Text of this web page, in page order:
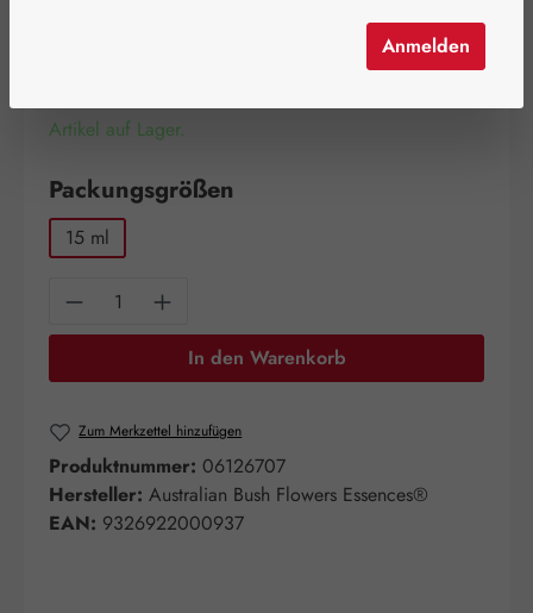
Artikel auf Lager.
Packungsgrößen
15 ml
Produkt Anzahl: Gib den gewünschten
In den Warenkorb
Zum Merkzettel hinzufügen
Produktnummer: 06126707
Hersteller: Australian Bush Flowers Essences®
EAN: 9326922000937
Anmelden